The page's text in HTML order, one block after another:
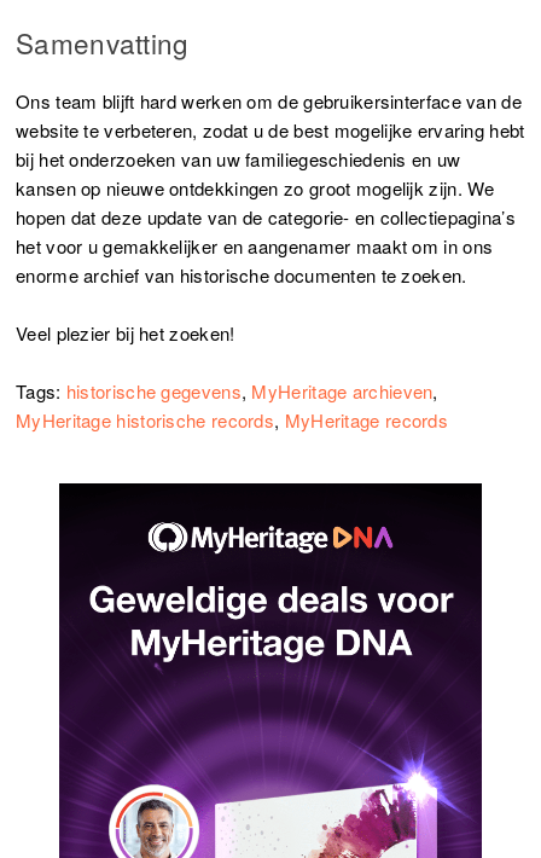
Samenvatting
Ons team blijft hard werken om de gebruikersinterface van de
website te verbeteren, zodat u de best mogelijke ervaring hebt
bij het onderzoeken van uw familiegeschiedenis en uw
kansen op nieuwe ontdekkingen zo groot mogelijk zijn. We
hopen dat deze update van de categorie- en collectiepagina’s
het voor u gemakkelijker en aangenamer maakt om in ons
enorme archief van historische documenten te zoeken.
Veel plezier bij het zoeken!
Tags: historische gegevens, MyHeritage archieven,
MyHeritage historische records, MyHeritage records